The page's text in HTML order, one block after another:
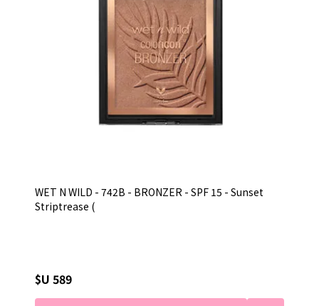
WET N WILD - 742B - BRONZER - SPF 15 - Sunset
Striptrease (
$U 589